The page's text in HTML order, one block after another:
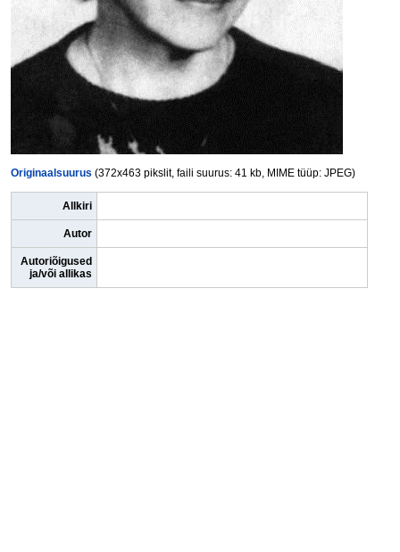
Originaalsuurus (372x463 pikslit, faili suurus: 41 kb, MIME tüüp: JPEG)
Allkiri
Autor
Autoriõigused
ja/või allikas